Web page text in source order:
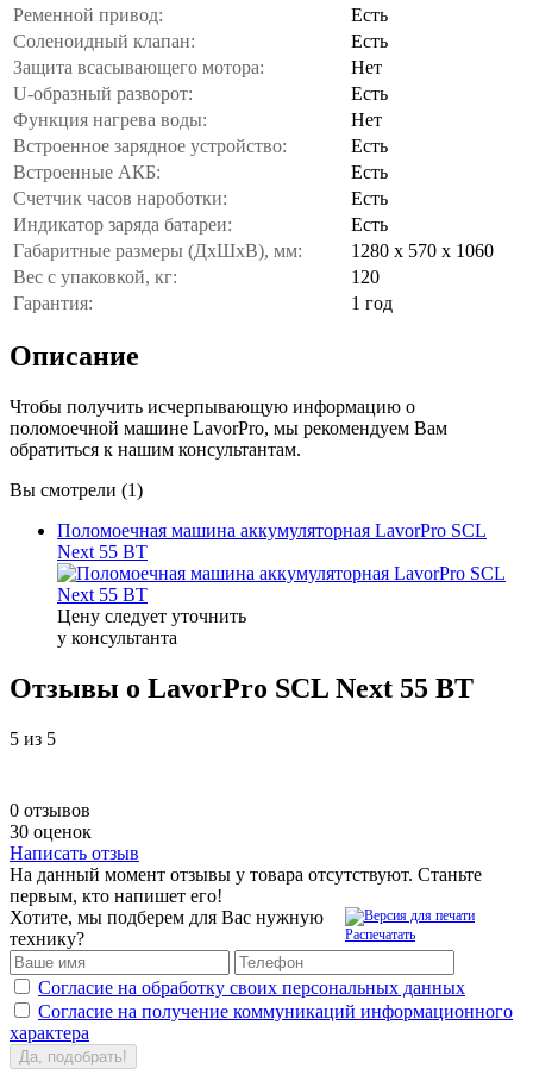
Ременной привод:
Есть
Соленоидный клапан:
Есть
Защита всасывающего мотора:
Нет
U-образный разворот:
Есть
Функция нагрева воды:
Нет
Встроенное зарядное устройство:
Есть
Встроенные АКБ:
Есть
Счетчик часов нароботки:
Есть
Индикатор заряда батареи:
Есть
Габаритные размеры (ДхШхВ), мм:
1280 х 570 х 1060
Вес с упаковкой, кг:
120
Гарантия:
1 год
Описание
Чтобы получить исчерпывающую информацию о
поломоечной машине LavorPro, мы рекомендуем Вам
обратиться к нашим консультантам.
Вы смотрели (1)
Поломоечная машина аккумуляторная LavorPro SCL
Next 55 BT
Цену следует уточнить
у консультанта
Отзывы о LavorPro SCL Next 55 BT
5 из 5
0 отзывов
30 оценок
Написать отзыв
На данный момент отзывы у товара отсутствуют. Станьте
первым, кто напишет его!
Распечатать
Хотите, мы подберем для Вас нужную
технику?
Согласие на обработку своих персональных данных
Согласие на получение коммуникаций информационного
характера
Да, подобрать!